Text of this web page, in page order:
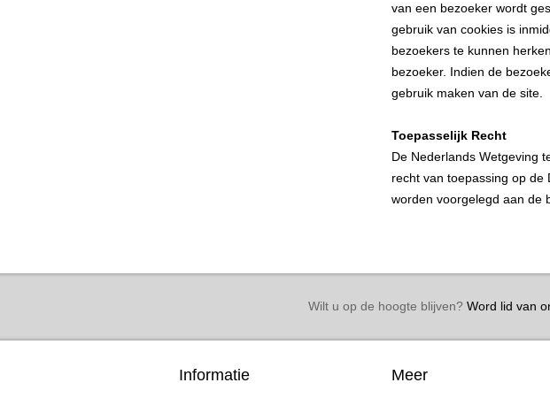
van een bezoeker wordt
gebruik van cookies is
bezoekers te kunnen
bezoeker. Indien de
gebruik maken van de site.
Toepasselijk Recht
De Nederlands Wetgeving
recht van toepassing op de
worden voorgelegd aan de
Wilt u op de hoogte blijven?Word lid van
Informatie Meer